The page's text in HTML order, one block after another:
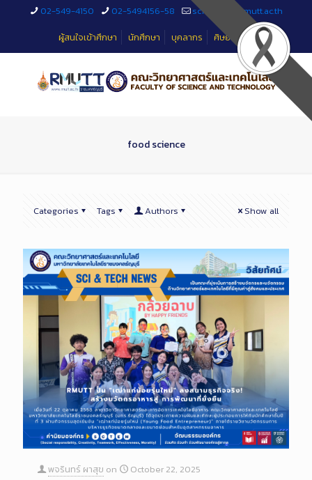
02-549-4150 02-5494156-58
sciteched@rmutt.ac.th
ผู้สนใจเข้าศึกษา
นักศึกษา บุคลากร ศิษย์เก่า
food science
Categories Tags Authors Show all
พจรินทร์ ผาสุข on
October 22, 2025